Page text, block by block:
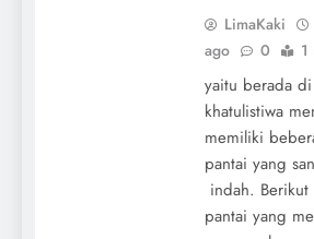
LimaKaki
ago
0 1
yaitu berada
khatulistiwa
memiliki
pantai yang
indah.
pantai yang